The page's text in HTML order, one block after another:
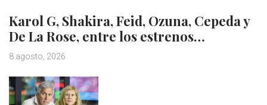
Karol G, Shakira, Feid, Ozuna, Cepeda y
De La Rose, entre los estrenos…
8 agosto, 2026